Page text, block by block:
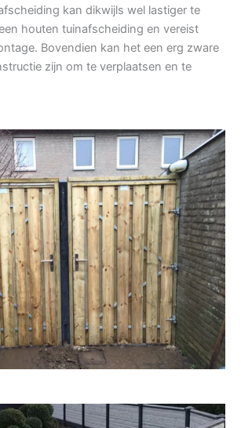
kan dikwijls wel lastiger te
houten tuinafscheiding en vereist
Bovendien kan het een erg zware
zijn om te verplaatsen en te